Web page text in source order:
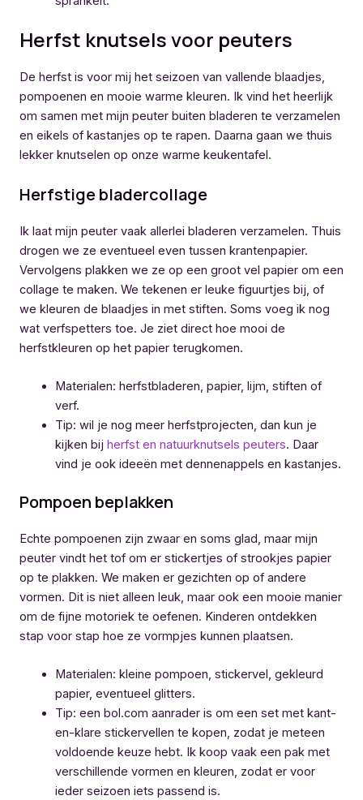
Herfst knutsels voor peuters
De herfst is voor mij het seizoen van vallende blaadjes,
pompoenen en mooie warme kleuren. Ik vind het heerlijk
om samen met mijn peuter buiten bladeren te verzamelen
en eikels of kastanjes op te rapen. Daarna gaan we thuis
lekker knutselen op onze warme keukentafel.
Herfstige bladercollage
Ik laat mijn peuter vaak allerlei bladeren verzamelen. Thuis
drogen we ze eventueel even tussen krantenpapier.
Vervolgens plakken we ze op een groot vel papier om een
collage te maken. We tekenen er leuke figuurtjes bij, of
we kleuren de blaadjes in met stiften. Soms voeg ik nog
wat verfspetters toe. Je ziet direct hoe mooi de
herfstkleuren op het papier terugkomen.
Materialen: herfstbladeren, papier, lijm, stiften of
verf.
Tip: wil je nog meer herfstprojecten, dan kun je
kijken bij herfst en natuurknutsels peuters. Daar
vind je ook ideeën met dennenappels en kastanjes.
Pompoen beplakken
Echte pompoenen zijn zwaar en soms glad, maar mijn
peuter vindt het tof om er stickertjes of strookjes papier
op te plakken. We maken er gezichten op of andere
vormen. Dit is niet alleen leuk, maar ook een mooie manier
om de fijne motoriek te oefenen. Kinderen ontdekken
stap voor stap hoe ze vormpjes kunnen plaatsen.
Materialen: kleine pompoen, stickervel, gekleurd
papier, eventueel glitters.
Tip: een bol.com aanrader is om een set met kant-
en-klare stickervellen te kopen, zodat je meteen
voldoende keuze hebt. Ik koop vaak een pak met
verschillende vormen en kleuren, zodat er voor
ieder seizoen iets passend is.